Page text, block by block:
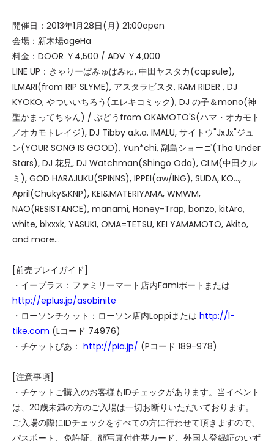
開催日：2013年1月28日(月) 21:00open
会場：新木場ageHa
料金：DOOR ￥4,500 / ADV ￥4,000
LINE UP：きゃりーぱみゅぱみゅ, 中田ヤスタカ(capsule),
ILMARI(from RIP SLYME), アスタラビスタ, RAM RIDER , DJ
KYOKO, やついいちろう(エレキコミック), DJ の子＆mono(神
聖かまってちゃん) / ぶどうfrom OKAMOTO'S(ハマ・オカモト
／オカモトレイジ), DJ Tibby a.k.a. IMALU, サイトウ"JxJx"ジュ
ン(YOUR SONG IS GOOD), Yun*chi, 副島ショーゴ(Tha Under
Stars), DJ 花見, DJ Watchman(Shingo Oda), CLM(中田クル
ミ), GOD HARAJUKU(SPINNS), IPPEI(aw/ING), SUDA, KO…,
April(Chuky&KNP), KEI&MATERIYAMA, WMWM,
NAO(RESISTANCE), manami, Honey-Trap, bonzo, kitAro,
white, blxxxk, YASUKI, OMA=TETSU, KEI YAMAMOTO, Akito,
and more...
[前売プレイガイド]
・イープラス：ファミリーマート店内Famiポートまたは
http://eplus.jp/asobinite
・ローソンチケット：ローソン店内Loppiまたは http://l-
tike.com (Lコード 74976)
・チケットぴあ： http://pia.jp/ (Pコード 189-978)
[注意事項]
・チケットご購入のお客様もIDチェックがあります。当イベント
は、20歳未満の方のご入場は一切お断りいただいております。
ご入場の際にIDチェックをすべての方に行わせて頂きますので、
パスポート、免許証、顔写真付住基カード、外国人登録証のいず